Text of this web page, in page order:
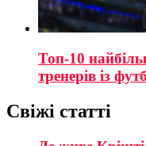
Топ-10
тренерів із
Свіжі статті